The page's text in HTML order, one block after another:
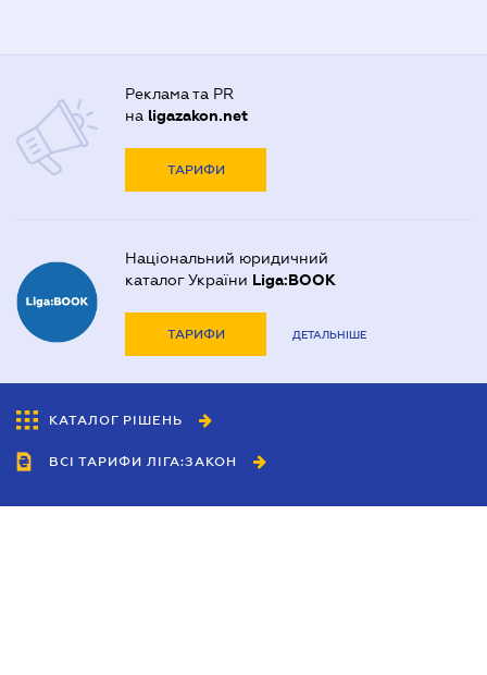
Реклама та PR
на ligazakon.net
ТАРИФИ
Національний юридичний
каталог України Liga:BOOK
ТАРИФИ ДЕТАЛЬНІШЕ
КАТАЛОГ РІШЕНЬ
ВСІ ТАРИФИ ЛІГА:ЗАКОН